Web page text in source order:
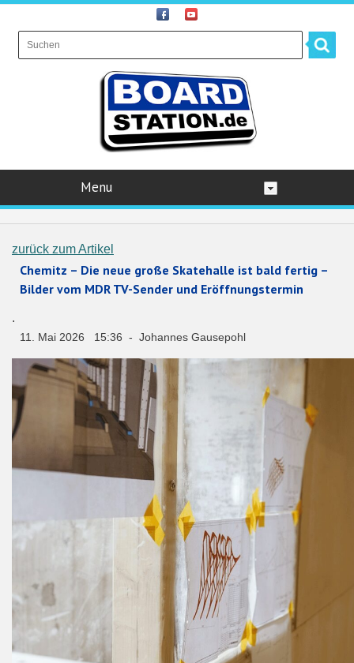
Menu
zurück zum Artikel
Chemitz – Die neue große Skatehalle ist bald fertig –
Bilder vom MDR TV-Sender und Eröffnungstermin
.
11. Mai 2026 15:36 - Johannes Gausepohl